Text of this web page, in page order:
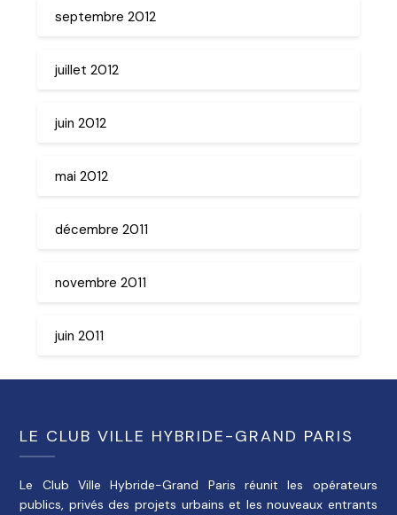
septembre 2012
juillet 2012
juin 2012
mai 2012
décembre 2011
novembre 2011
juin 2011
LE CLUB VILLE HYBRIDE-GRAND PARIS
Le Club Ville Hybride-Grand Paris réunit les opérateurs
publics, privés des projets urbains et les nouveaux entrants